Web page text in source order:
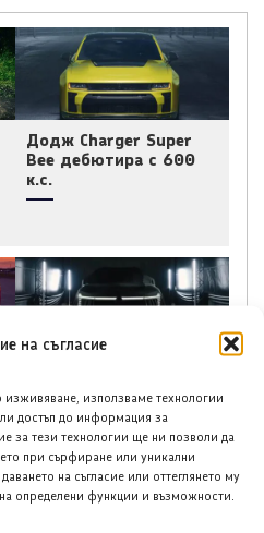
на съгласие
използваме технологии
достъп до информация за
за тези технологии ще ни позволи да
при сърфиране или уникални
на съгласие или оттеглянето му
определени функции и възможности.
Додж Charger Super
Bee дебютира с 600
к.с.
Паджеро,
включително
компактен Монтеро
срещу Тойота RAV4